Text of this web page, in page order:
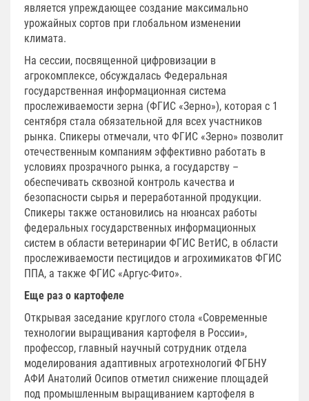
является упреждающее создание максимально
урожайных сортов при глобальном изменении
климата.
На сессии, посвященной цифровизации в
агрокомплексе, обсуждалась Федеральная
государственная информационная система
прослеживаемости зерна (ФГИС «Зерно»), которая с 1
сентября стала обязательной для всех участников
рынка. Спикеры отмечали, что ФГИС «Зерно» позволит
отечественным компаниям эффективно работать в
условиях прозрачного рынка, а государству –
обеспечивать сквозной контроль качества и
безопасности сырья и переработанной продукции.
Спикеры также остановились на нюансах работы
федеральных государственных информационных
систем в области ветеринарии ФГИС ВетИС, в области
прослеживаемости пестицидов и агрохимикатов ФГИС
ППА, а также ФГИС «Аргус-Фито».
Еще раз о картофеле
Открывая заседание круглого стола «Современные
технологии выращивания картофеля в России»,
профессор, главный научный сотрудник отдела
моделирования адаптивных агротехнологий ФГБНУ
АФИ Анатолий Осипов отметил снижение площадей
под промышленным выращиванием картофеля в